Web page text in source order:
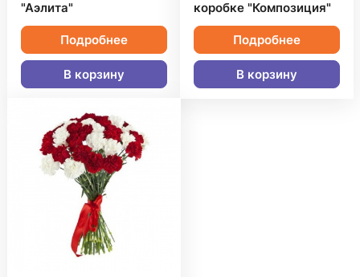
"Аэлита"
Подробнее
В корзину
коробке "Композиция"
Подробнее
В корзину